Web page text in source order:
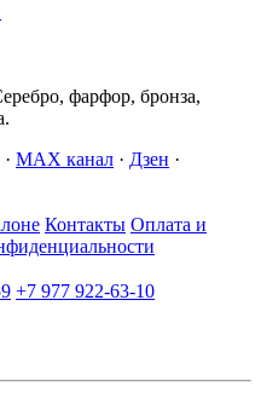
фарфор, бронза,
· MAX канал · Дзен ·
Контакты Оплата и
+7 977 922-63-10